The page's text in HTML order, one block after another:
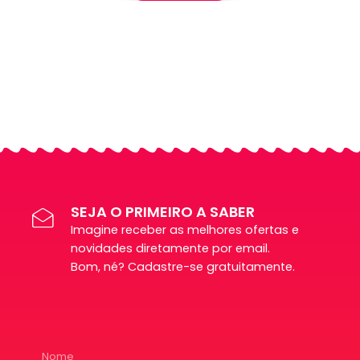
SEJA O PRIMEIRO A SABER
Imagine receber as melhores ofertas e
novidades diretamente por email.
Bom, né? Cadastre-se gratuitamente.